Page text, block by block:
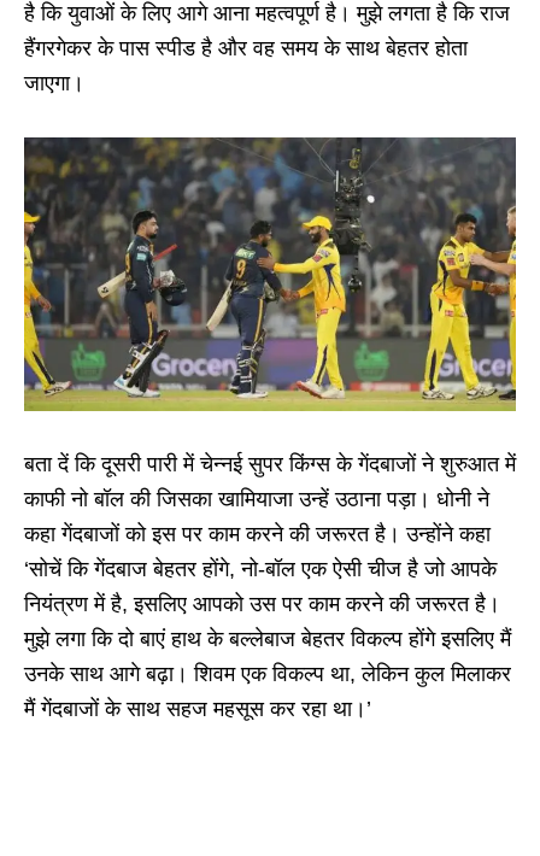
है कि युवाओं के लिए आगे आना महत्वपूर्ण है। मुझे लगता है कि राज
हैंगरगेकर के पास स्पीड है और वह समय के साथ बेहतर होता
जाएगा।
बता दें कि दूसरी पारी में चेन्नई सुपर किंग्स के गेंदबाजों ने शुरुआत में
काफी नो बॉल की जिसका खामियाजा उन्हें उठाना पड़ा। धोनी ने
कहा गेंदबाजों को इस पर काम करने की जरूरत है। उन्होंने कहा
‘सोचें कि गेंदबाज बेहतर होंगे, नो-बॉल एक ऐसी चीज है जो आपके
नियंत्रण में है, इसलिए आपको उस पर काम करने की जरूरत है।
मुझे लगा कि दो बाएं हाथ के बल्लेबाज बेहतर विकल्प होंगे इसलिए मैं
उनके साथ आगे बढ़ा। शिवम एक विकल्प था, लेकिन कुल मिलाकर
मैं गेंदबाजों के साथ सहज महसूस कर रहा था।’